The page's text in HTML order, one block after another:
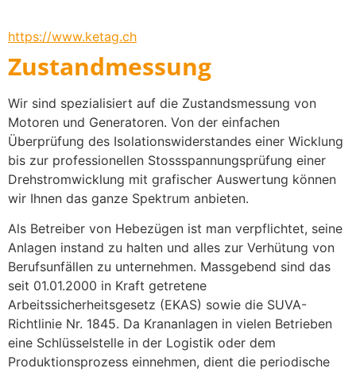
https://www.ketag.ch
Zustandmessung
Wir sind spezialisiert auf die Zustandsmessung von
Motoren und Generatoren. Von der einfachen
Überprüfung des Isolationswiderstandes einer Wicklung
bis zur professionellen Stossspannungsprüfung einer
Drehstromwicklung mit grafischer Auswertung können
wir Ihnen das ganze Spektrum anbieten.
Als Betreiber von Hebezügen ist man verpflichtet, seine
Anlagen instand zu halten und alles zur Verhütung von
Berufsunfällen zu unternehmen. Massgebend sind das
seit 01.01.2000 in Kraft getretene
Arbeitssicherheitsgesetz (EKAS) sowie die SUVA-
Richtlinie Nr. 1845. Da Krananlagen in vielen Betrieben
eine Schlüsselstelle in der Logistik oder dem
Produktionsprozess einnehmen, dient die periodische